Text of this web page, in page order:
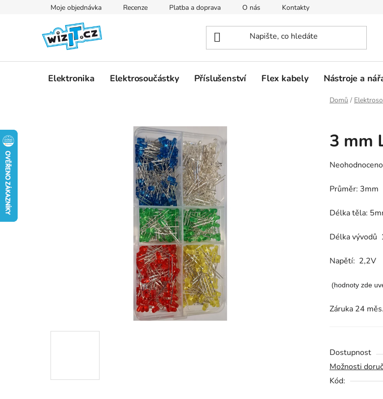
Moje objednávka Recenze Platba a doprava O nás Kontakty
Elektronika Elektrosoučástky Příslušenství Flex kabely Nástroje a
Domů /
3 mm
Průměrné
produktu
0,0
hvězdiček.
Neohodnoceno
Průměr: 3mm
Délka těla:
Délka vývodů
Napětí: 2,2V
(hodnoty zde
Záruka 24 měs.
Dostupnost
Možnosti
Kód: